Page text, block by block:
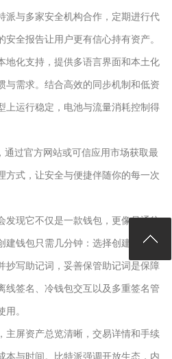
派与多家安全机构合作，定期进行代
全报告让用户更有信心持有资产。
地化支持，提供多语言界面和本土化
与需求。结合高效的同步机制和低资
上运行稳定，电池与流量消耗控制得
通过官方网站或可信应用市场获取最
方式，让安全与便捷伴随你的每一次
发现它不仅是一款钱包，更像是通往
建钱包只需几分钟：选择创建新钱包
抄写助记词，妥善保管助记词是保障
线签名、冷钱包交互以及多重签名管
。
主屏资产总览清晰，交易详情和手续
本与时间。比特派强调开放生态，内